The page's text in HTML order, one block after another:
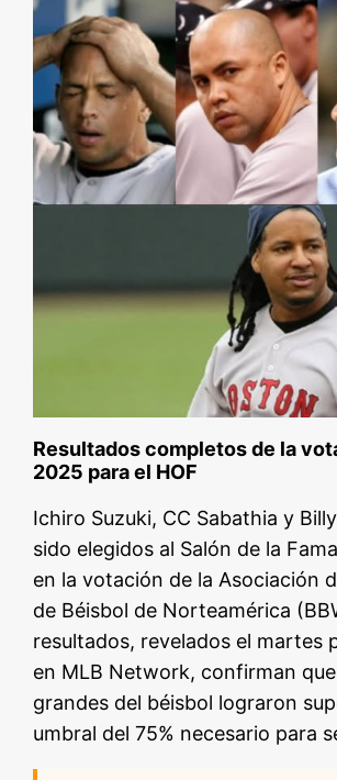
Resultados completos de la
2025 para el HOF
Ichiro Suzuki, CC Sabathia y
sido elegidos al Salón de la
en la votación de la Asociación
de Béisbol de Norteamérica
resultados, revelados el martes
en MLB Network, confirman
grandes del béisbol lograron
umbral del 75% necesario para